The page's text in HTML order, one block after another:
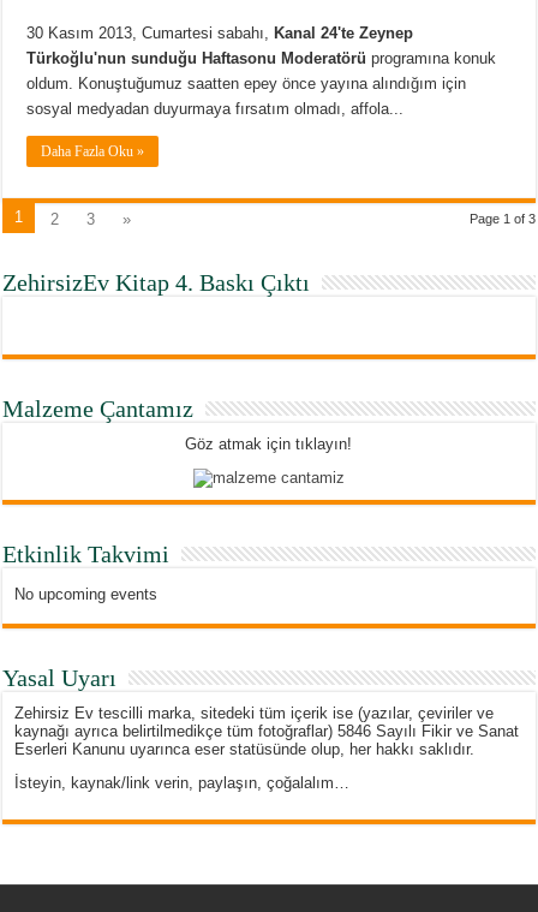
30 Kasım 2013, Cumartesi sabahı,Kanal 24'te Zeynep
Türkoğlu'nun sunduğu Haftasonu Moderatörü programına konuk
oldum. Konuştuğumuz saatten epey önce yayına alındığım için
sosyal medyadan duyurmaya fırsatım olmadı, affola...
Daha Fazla Oku »
Page 1 of 3
1 2 3 »
ZehirsizEv Kitap 4. Baskı Çıktı
Malzeme Çantamız
Göz atmak için tıklayın!
Etkinlik Takvimi
No upcoming events
Yasal Uyarı
Zehirsiz Ev tescilli marka, sitedeki tüm içerik ise (yazılar, çeviriler ve
kaynağı ayrıca belirtilmedikçe tüm fotoğraflar) 5846 Sayılı Fikir ve Sanat
Eserleri Kanunu uyarınca eser statüsünde olup, her hakkı saklıdır.
İsteyin, kaynak/link verin, paylaşın, çoğalalım…